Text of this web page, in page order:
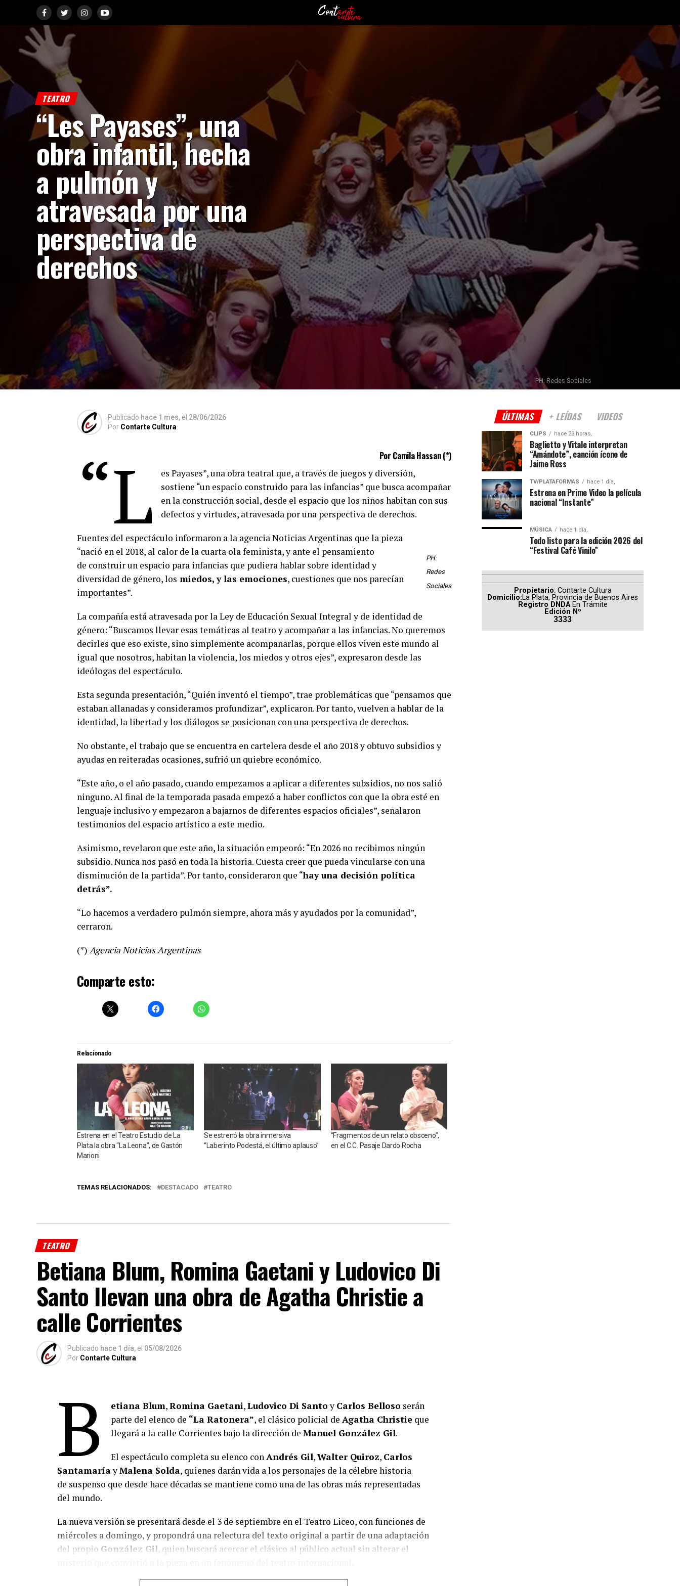
TEATRO
“Les Payases”, una
obra infantil, hecha
a pulmón y
atravesada por una
perspectiva de
derechos
PH: Redes Sociales
Publicado hace 1 mes, el 28/06/2026
Por Contarte Cultura
Por Camila Hassan (*)
“L
es Payases”, una obra teatral que, a través de juegos y diversión,
sostiene “un espacio construido para las infancias” que busca acompañar
en la construcción social, desde el espacio que los niños habitan con sus
defectos y virtudes, atravesada por una perspectiva de derechos.
PH:
Redes
Sociales
Fuentes del espectáculo informaron a la agencia Noticias Argentinas que la pieza
“nació en el 2018, al calor de la cuarta ola feminista, y ante el pensamiento
de construir un espacio para infancias que pudiera hablar sobre identidad y
diversidad de género, los miedos, y las emociones, cuestiones que nos parecían
importantes”.
La compañía está atravesada por la Ley de Educación Sexual Integral y de identidad de
género: “Buscamos llevar esas temáticas al teatro y acompañar a las infancias. No queremos
decirles que eso existe, sino simplemente acompañarlas, porque ellos viven este mundo al
igual que nosotros, habitan la violencia, los miedos y otros ejes”, expresaron desde las
ideólogas del espectáculo.
Esta segunda presentación, “Quién inventó el tiempo”, trae problemáticas que “pensamos que
estaban allanadas y consideramos profundizar”, explicaron. Por tanto, vuelven a hablar de la
identidad, la libertad y los diálogos se posicionan con una perspectiva de derechos.
No obstante, el trabajo que se encuentra en cartelera desde el año 2018 y obtuvo subsidios y
ayudas en reiteradas ocasiones, sufrió un quiebre económico.
“Este año, o el año pasado, cuando empezamos a aplicar a diferentes subsidios, no nos salió
ninguno. Al final de la temporada pasada empezó a haber conflictos con que la obra esté en
lenguaje inclusivo y empezaron a bajarnos de diferentes espacios oficiales”, señalaron
testimonios del espacio artístico a este medio.
Asimismo, revelaron que este año, la situación empeoró: “En 2026 no recibimos ningún
subsidio. Nunca nos pasó en toda la historia. Cuesta creer que pueda vincularse con una
disminución de la partida”. Por tanto, consideraron que “hay una decisión política
detrás”.
“Lo hacemos a verdadero pulmón siempre, ahora más y ayudados por la comunidad”,
cerraron.
(*) Agencia Noticias Argentinas
Comparte esto:
Relacionado
Estrena en el Teatro Estudio de La
Plata la obra “La Leona”, de Gastón
Marioni
Se estrenó la obra inmersiva
“Laberinto Podestá, el último aplauso”
“Fragmentos de un relato obsceno”,
en el C.C. Pasaje Dardo Rocha
TEMAS RELACIONADOS: DESTACADO TEATRO
TEATRO
Betiana Blum, Romina Gaetani y Ludovico Di
Santo llevan una obra de Agatha Christie a
calle Corrientes
Publicado hace 1 día, el 05/08/2026
Por Contarte Cultura
B etiana Blum,Romina Gaetani,Ludovico Di Santoy Carlos Belloso serán
parte del elenco de “La Ratonera”, el clásico policial de Agatha Christieque
llegará a la calle Corrientes bajo la dirección de Manuel González Gil.
El espectáculo completa su elenco conAndrés Gil,Walter Quiroz, Carlos
SantamaríayMalena Solda, quienes darán vida a los personajes de la célebre historia
de suspenso que desde hace décadas se mantiene como una de las obras más representadas
del mundo.
La nueva versión se presentará desde el 3 de septiembre en el Teatro Liceo, con funciones de
miércoles a domingo, y propondrá una relectura del texto original a partir de una adaptación
del propio González Gil, quien buscará acercar el clásico al público actual sin alterar el
ÚLTIMAS + LEÍDAS VIDEOS
CLIPS hace 23 horas,
Baglietto y Vitale interpretan
“Amándote”, canción ícono de
Jaime Ross
TV/PLATAFORMAS hace 1 día,
Estrena en Prime Video la película
nacional “Instante”
MÚSICA hace 1 día,
Todo listo para la edición 2026 del
“Festival Café Vinilo”
Propietario: Contarte Cultura
Domicilio:La Plata, Provincia de Buenos Aires
Registro DNDA En Trámite
Edición Nº
3333